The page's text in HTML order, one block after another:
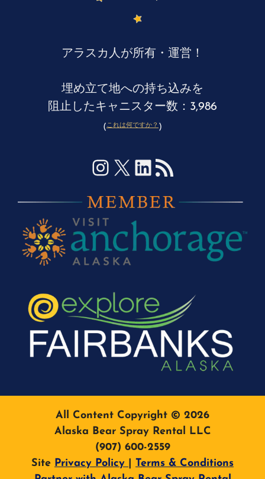
アラスカ人が所有・運営！
埋め立て地への持ち込みを
阻止したキャニスター数：3,986
( これは何ですか？ )
Instagram
X LinkedIn
RSS フィード
All Content Copyright © 2026
Alaska Bear Spray Rental LLC
(907) 600-2559
Site Privacy Policy
Terms & Conditions